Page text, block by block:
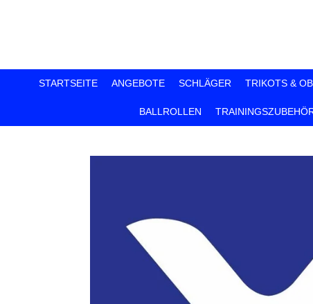
STARTSEITE ANGEBOTE SCHLÄGER TRIKOTS &
BALLROLLEN